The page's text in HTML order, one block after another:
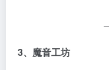
3、魔音工坊